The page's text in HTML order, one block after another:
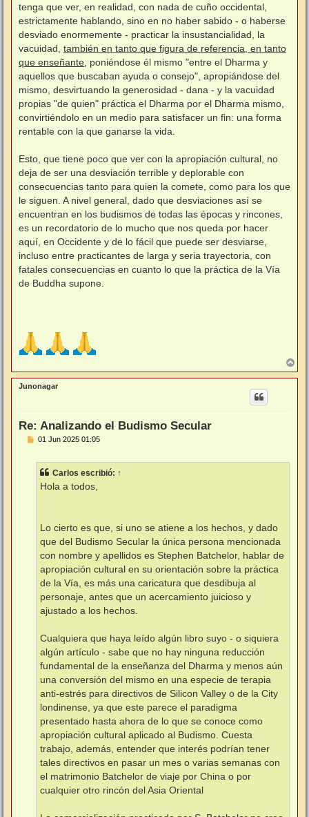
tenga que ver, en realidad, con nada de cuño occidental,
estrictamente hablando, sino en no haber sabido - o haberse
desviado enormemente - practicar la insustancialidad, la
vacuidad, también en tanto que figura de referencia, en tanto
que enseñante , poniéndose él mismo "entre el Dharma y
aquellos que buscaban ayuda o consejo", apropiándose del
mismo, desvirtuando la generosidad - dana - y la vacuidad
propias "de quien" práctica el Dharma por el Dharma mismo,
convirtiéndolo en un medio para satisfacer un fin: una forma
rentable con la que ganarse la vida.
Esto, que tiene poco que ver con la apropiación cultural, no
deja de ser una desviación terrible y deplorable con
consecuencias tanto para quien la comete, como para los que
le siguen. A nivel general, dado que desviaciones así se
encuentran en los budismos de todas las épocas y rincones,
es un recordatorio de lo mucho que nos queda por hacer
aquí, en Occidente y de lo fácil que puede ser desviarse,
incluso entre practicantes de larga y seria trayectoria, con
fatales consecuencias en cuanto lo que la práctica de la Vía
de Buddha supone.
r
r
Junonagar
Re: Analizando el Budismo Secular
M
01 Jun 2025 01:05
Carlos escribió: ↑
Hola a todos,
Lo cierto es que, si uno se atiene a los hechos, y dado
que del Budismo Secular la única persona mencionada
con nombre y apellidos es Stephen Batchelor, hablar de
apropiación cultural en su orientación sobre la práctica
de la Vía, es más una caricatura que desdibuja al
personaje, antes que un acercamiento juicioso y
ajustado a los hechos.
Cualquiera que haya leído algún libro suyo - o siquiera
algún artículo - sabe que no hay ninguna reducción
fundamental de la enseñanza del Dharma y menos aún
una conversión del mismo en una especie de terapia
anti-estrés para directivos de Silicon Valley o de la City
londinense, ya que este parece el paradigma
presentado hasta ahora de lo que se conoce como
apropiación cultural aplicado al Budismo. Cuesta
trabajo, además, entender que interés podrían tener
tales directivos en pasar un mes o varias semanas con
el matrimonio Batchelor de viaje por China o por
cualquier otro rincón del Asia Oriental